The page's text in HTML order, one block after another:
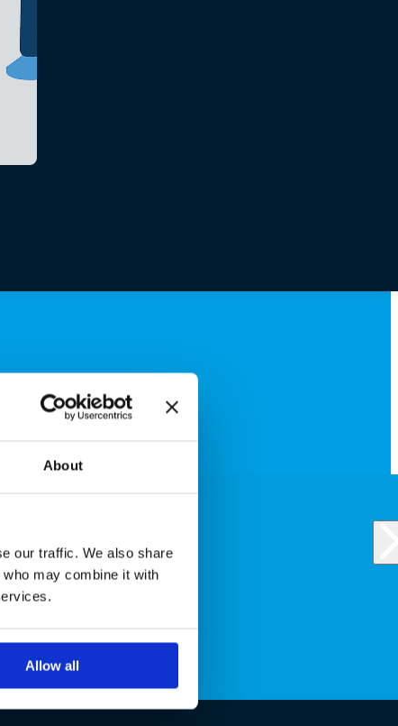
About
our traffic. We also share
may combine it with
Allow all